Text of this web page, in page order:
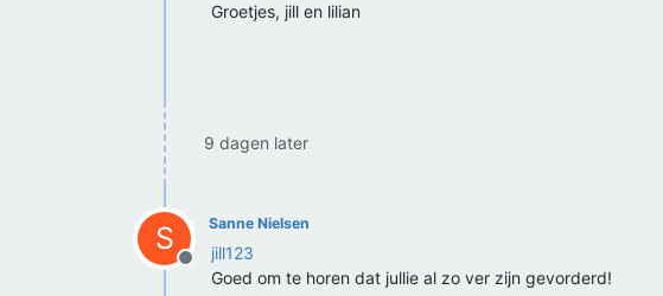
Groetjes, jill en lilian
9 dagen later
S
Offline
Sanne Nielsen
jill123
Goed om te horen dat jullie al zo ver zijn gevorderd!